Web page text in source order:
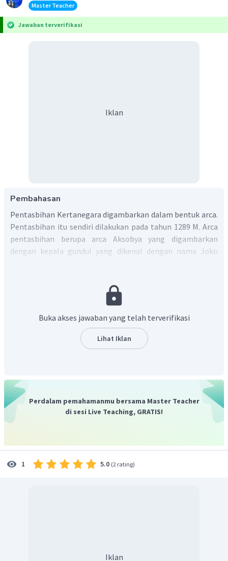
Master Teacher
Jawaban terverifikasi
Iklan
Pembahasan
Pentasbihan Kertanegara digambarkan dalam bentuk arca.
Pentasbihan itu sendiri dilakukan pada tahun 1289 M. Arca
pentasbihan berupa arca Aksobya yang digambarkan
dengan kepala gundul yang dikenal dengan nama Joko
berkembang saat itu di masyarakat adalah Buddha
Buka akses jawaban yang telah terverifikasi
Lihat Iklan
Perdalam pemahamanmu bersama Master Teacher
di sesi Live Teaching, GRATIS!
1 5.0 (2 rating)
Iklan